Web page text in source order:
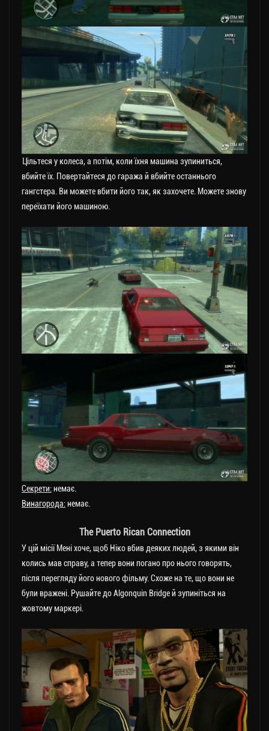
Цільтеся у колеса, а потім, коли їхня машина зупиниться,
вбийте їх. Повертайтеся до гаража й вбийте останнього
гангстера. Ви можете вбити його так, як захочете. Можете знову
переїхати його машиною.
Секрети:немає.
Винагорода:немає.
The Puerto Rican Connection
У цій місії Мені хоче, щоб Ніко вбив деяких людей, з якими він
колись мав справу, а тепер вони погано про нього говорять,
після перегляду його нового фільму. Схоже на те, що вони не
були вражені. Рушайте до Algonquin Bridge й зупиніться на
жовтому маркері.